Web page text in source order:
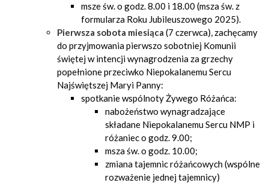
msze św. o godz. 8.00 i 18.00 (msza św. z
formularza Roku Jubileuszowego 2025).
Pierwsza sobota miesiąca (7 czerwca), zachęcamy
do przyjmowania pierwszo sobotniej Komunii
świętej w intencji wynagrodzenia za grzechy
popełnione przeciwko Niepokalanemu Sercu
Najświętszej Maryi Panny:
spotkanie wspólnoty Żywego Różańca:
nabożeństwo wynagradzające
składane Niepokalanemu Sercu NMP i
różaniec o godz. 9.00;
msza św. o godz. 10.00;
zmiana tajemnic różańcowych (wspólne
rozważenie jednej tajemnicy)